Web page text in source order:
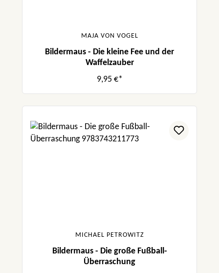
MAJA VON VOGEL
Bildermaus - Die kleine Fee und der
Waffelzauber
9,95 €*
MICHAEL PETROWITZ
Bildermaus - Die große Fußball-
Überraschung